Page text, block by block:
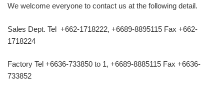
We welcome everyone to contact us at the following detail.
Sales Dept. Tel +662-1718222, +6689-8895115 Fax +662-
1718224
Factory Tel +6636-733850 to 1, +6689-8885115 Fax +6636-
733852